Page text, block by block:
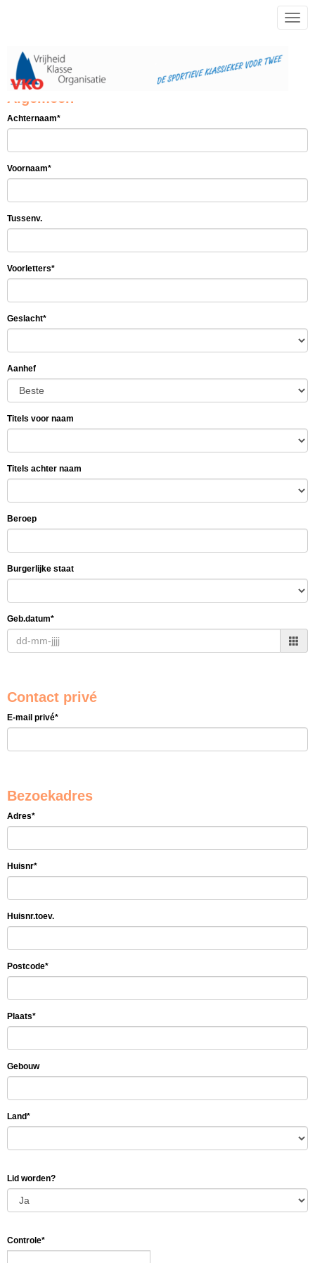
Algemeen
Achternaam*
Voornaam*
Tussenv.
Voorletters*
Geslacht*
Aanhef
Titels voor naam
Titels achter naam
Beroep
Burgerlijke staat
Geb.datum*
Contact privé
E-mail privé*
Bezoekadres
Adres*
Huisnr*
Huisnr.toev.
Postcode*
Plaats*
Gebouw
Land*
Lid worden?
Controle*